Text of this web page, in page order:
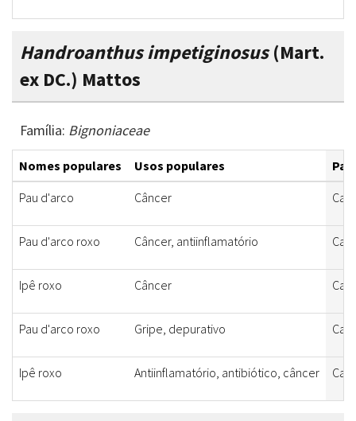
Handroanthus impetiginosus(Mart.
ex DC.) Mattos
Família: Bignoniaceae
Nomes populares Usos populares
Pau d'arco
Câncer
Pau d'arco roxo Câncer, antiinflamatório
Ipê roxo Câncer
Pau d'arco roxo Gripe, depurativo
Ipê roxo Antiinflamatório, antibiótico, câncer